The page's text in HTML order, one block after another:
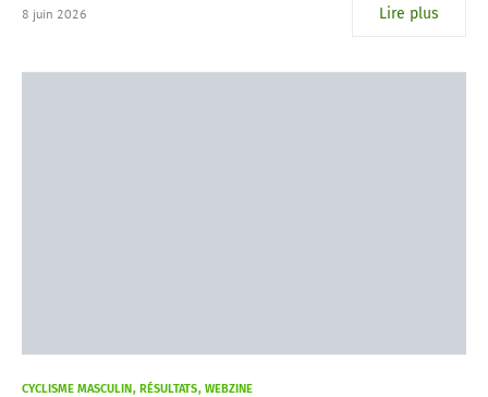
8 juin 2026 Lire plus
CYCLISME MASCULIN RÉSULTATS WEBZINE